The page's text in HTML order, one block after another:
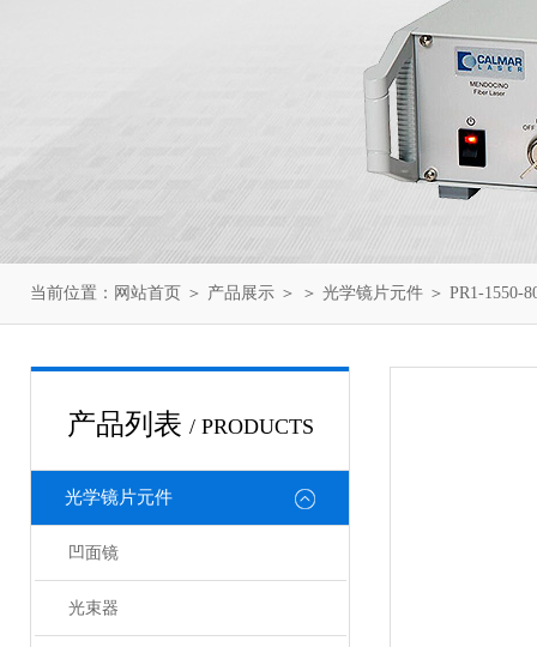
当前位置： 网站首页 ＞ 产品展示 ＞ ＞ 光学镜片元件 ＞ PR1-1550-
产品列表 / PRODUCTS
光学镜片元件
凹面镜
光束器